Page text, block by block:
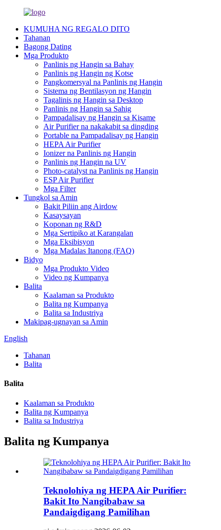
KUMUHA NG REGALO DITO
Tahanan
Bagong Dating
Mga Produkto
Panlinis ng Hangin sa Bahay
Panlinis ng Hangin ng Kotse
Pangkomersyal na Panlinis ng Hangin
Sistema ng Bentilasyon ng Hangin
Tagalinis ng Hangin sa Desktop
Panlinis ng Hangin sa Sahig
Pampadalisay ng Hangin sa Kisame
Air Purifier na nakakabit sa dingding
Portable na Pampadalisay ng Hangin
HEPA Air Purifier
Ionizer na Panlinis ng Hangin
Panlinis ng Hangin na UV
Photo-catalyst na Panlinis ng Hangin
ESP Air Purifier
Mga Filter
Tungkol sa Amin
Bakit Piliin ang Airdow
Kasaysayan
Koponan ng R&D
Mga Sertipiko at Karangalan
Mga Eksibisyon
Mga Madalas Itanong (FAQ)
Bidyo
Mga Produkto Video
Video ng Kumpanya
Balita
Kaalaman sa Produkto
Balita ng Kumpanya
Balita sa Industriya
Makipag-ugnayan sa Amin
English
Tahanan
Balita
Balita
Kaalaman sa Produkto
Balita ng Kumpanya
Balita sa Industriya
Balita ng Kumpanya
Teknolohiya ng HEPA Air Purifier:
Bakit Ito Nangibabaw sa
Pandaigdigang Pamilihan